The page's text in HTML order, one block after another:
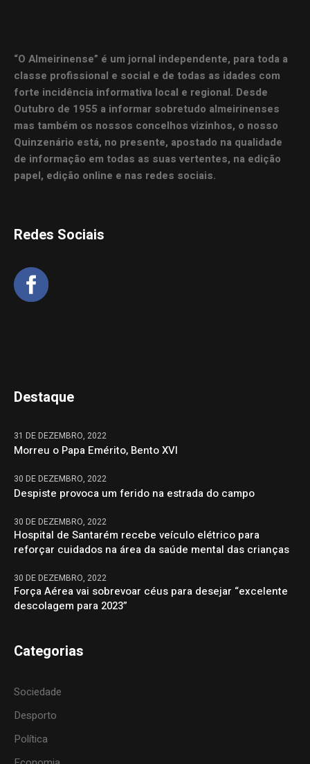
“O Almeirinense” é um jornal independente, para toda a
classe profissional e social e de todas as idades com
forte incidência informativa local e regional. Desde
Outubro de 1955 a informar sobretudo almeirinenses
mas também os nossos concelhos vizinhos, o nosso
Quinzenário está, no presente, apostado na qualidade
de informação em todas as suas vertentes, na edição
papel, edição online e nas redes sociais.
Redes Sociais
Destaque
31 DE DEZEMBRO, 2022
Morreu o Papa Emérito, Bento XVI
30 DE DEZEMBRO, 2022
Despiste provoca um ferido na estrada do campo
30 DE DEZEMBRO, 2022
Hospital de Santarém recebe veículo elétrico para
reforçar cuidados na área da saúde mental das crianças
30 DE DEZEMBRO, 2022
Força Aérea vai sobrevoar céus para desejar “excelente
descolagem para 2023”
Categorias
Sociedade
Desporto
Política